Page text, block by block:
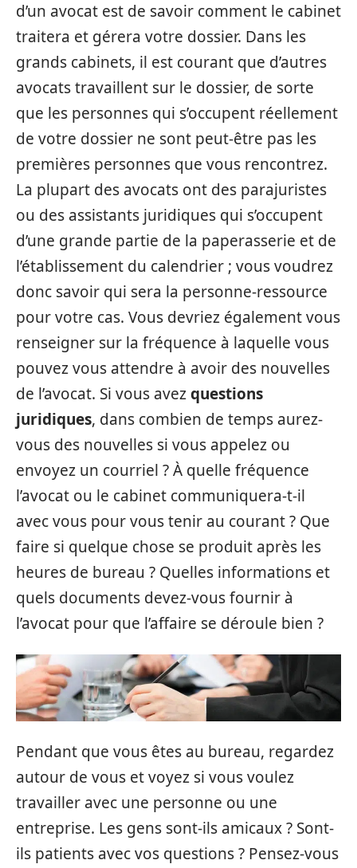
d’un avocat est de savoir comment le cabinet
traitera et gérera votre dossier. Dans les
grands cabinets, il est courant que d’autres
avocats travaillent sur le dossier, de sorte
que les personnes qui s’occupent réellement
de votre dossier ne sont peut-être pas les
premières personnes que vous rencontrez.
La plupart des avocats ont des parajuristes
ou des assistants juridiques qui s’occupent
d’une grande partie de la paperasserie et de
l’établissement du calendrier ; vous voudrez
donc savoir qui sera la personne-ressource
pour votre cas. Vous devriez également vous
renseigner sur la fréquence à laquelle vous
pouvez vous attendre à avoir des nouvelles
de l’avocat. Si vous avezquestions
juridiques, dans combien de temps aurez-
vous des nouvelles si vous appelez ou
envoyez un courriel ? À quelle fréquence
l’avocat ou le cabinet communiquera-t-il
avec vous pour vous tenir au courant ? Que
faire si quelque chose se produit après les
heures de bureau ? Quelles informations et
quels documents devez-vous fournir à
l’avocat pour que l’affaire se déroule bien ?
Pendant que vous êtes au bureau, regardez
autour de vous et voyez si vous voulez
travailler avec une personne ou une
entreprise. Les gens sont-ils amicaux ? Sont-
ils patients avec vos questions ? Pensez-vous